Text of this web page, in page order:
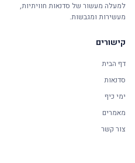
למעלה מעשור של סדנאות חוויתיות,
מעשירות ומגבשות.
קישורים
דף הבית
סדנאות
ימי כיף
מאמרים
צור קשר